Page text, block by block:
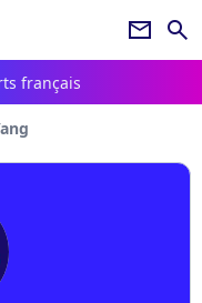
newsletter search
français